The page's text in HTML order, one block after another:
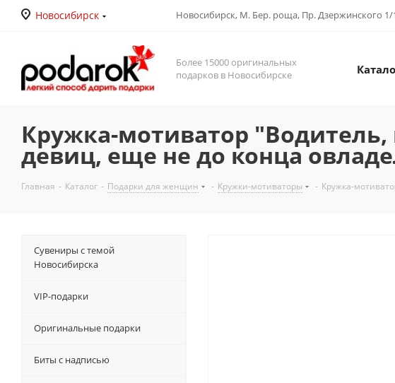
Новосибирск Новосибирск, М. Бер. роща, Пр. Дзержинского 1/
Более 15000 оригинальных
подарков в Новосибирске
Кружка-мотиватор "Водитель,
девиц, еще не до конца
Главная - Каталог - Подарки для женщин - Кружки-мотиваторы - Кружка-
Сувениры с темой
Новосибирска
VIP-подарки
Оригинальные подарки
Биты с надписью